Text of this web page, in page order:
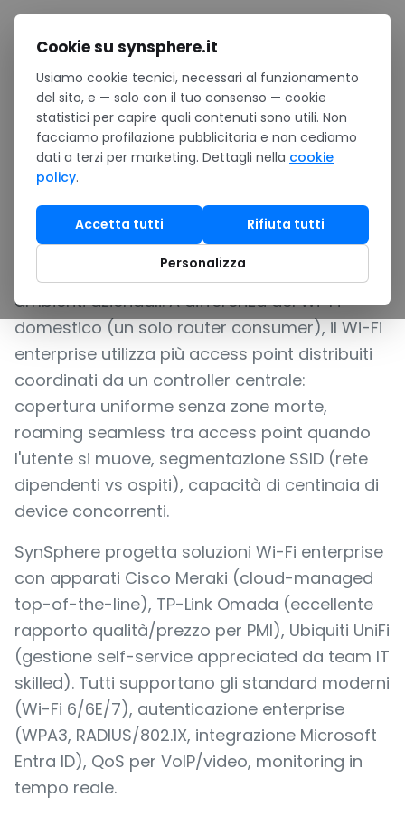
Salta al contenuto
Home / Hardware Networking
ACCESS POINT E MESH WI-FI 6/6E PER COVERAGE
AZIENDALE COMPLETA
Wi-Fi enterprise
Il Wi-Fi enterprise è la connettività wireless dei
dipendenti, ospiti e device IoT all'interno degli
ambienti aziendali. A differenza del Wi-Fi
domestico (un solo router consumer), il Wi-Fi
enterprise utilizza più access point distribuiti
coordinati da un controller centrale:
copertura uniforme senza zone morte,
roaming seamless tra access point quando
l'utente si muove, segmentazione SSID (rete
dipendenti vs ospiti), capacità di centinaia di
device concorrenti.
SynSphere progetta soluzioni Wi-Fi enterprise
con apparati Cisco Meraki (cloud-managed
top-of-the-line), TP-Link Omada (eccellente
rapporto qualità/prezzo per PMI), Ubiquiti UniFi
(gestione self-service appreciated da team IT
skilled). Tutti supportano gli standard moderni
(Wi-Fi 6/6E/7), autenticazione enterprise
(WPA3, RADIUS/802.1X, integrazione Microsoft
Entra ID), QoS per VoIP/video, monitoring in
tempo reale.
Cookie su synsphere.it
Usiamo cookie tecnici, necessari al funzionamento
del sito, e — solo con il tuo consenso — cookie
statistici per capire quali contenuti sono utili. Non
facciamo profilazione pubblicitaria e non cediamo
dati a terzi per marketing. Dettagli nella cookie
policy.
Accetta tutti Rifiuta tutti
Personalizza